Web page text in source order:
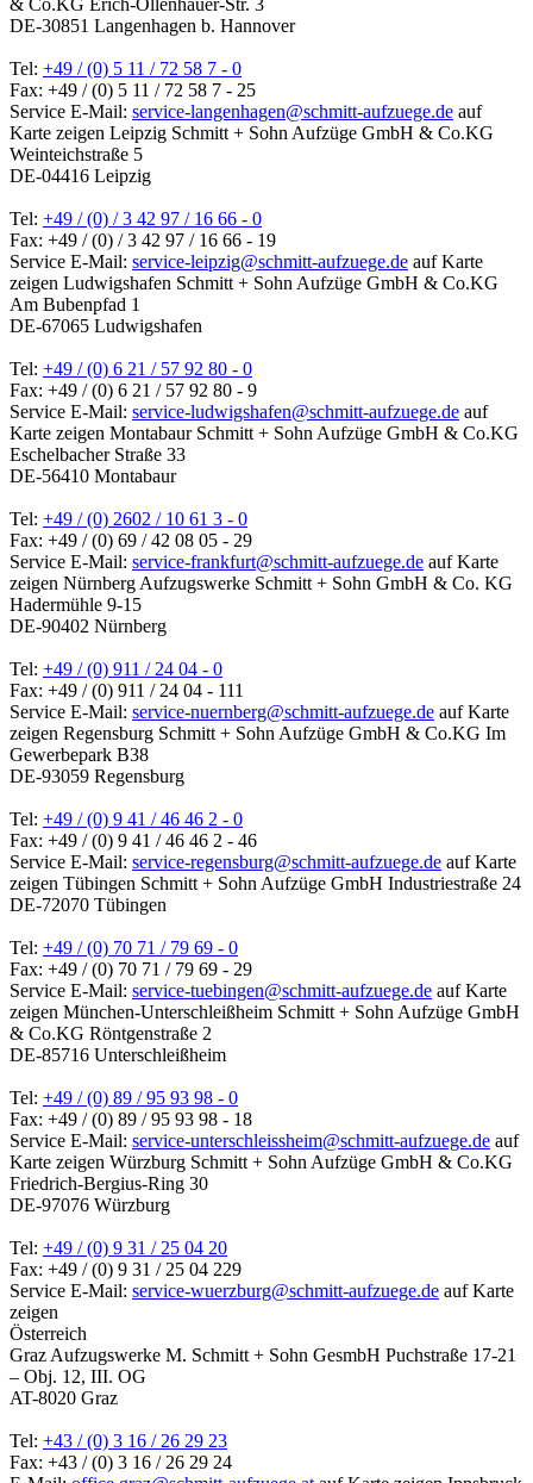
& Co.KG Erich-Ollenhauer-Str. 3
DE-30851 Langenhagen b. Hannover
Tel: +49 / (0) 5 11 / 72 58 7 - 0
Fax: +49 / (0) 5 11 / 72 58 7 - 25
Service E-Mail: service-langenhagen@schmitt-aufzuege.de auf
Karte zeigen Leipzig Schmitt + Sohn Aufzüge GmbH & Co.KG
Weinteichstraße 5
DE-04416 Leipzig
Tel: +49 / (0) / 3 42 97 / 16 66 - 0
Fax: +49 / (0) / 3 42 97 / 16 66 - 19
Service E-Mail: service-leipzig@schmitt-aufzuege.de auf Karte
zeigen Ludwigshafen Schmitt + Sohn Aufzüge GmbH & Co.KG
Am Bubenpfad 1
DE-67065 Ludwigshafen
Tel: +49 / (0) 6 21 / 57 92 80 - 0
Fax: +49 / (0) 6 21 / 57 92 80 - 9
Service E-Mail: service-ludwigshafen@schmitt-aufzuege.de auf
Karte zeigen Montabaur Schmitt + Sohn Aufzüge GmbH & Co.KG
Eschelbacher Straße 33
DE-56410 Montabaur
Tel: +49 / (0) 2602 / 10 61 3 - 0
Fax: +49 / (0) 69 / 42 08 05 - 29
Service E-Mail: service-frankfurt@schmitt-aufzuege.de auf Karte
zeigen Nürnberg Aufzugswerke Schmitt + Sohn GmbH & Co. KG
Hadermühle 9-15
DE-90402 Nürnberg
Tel: +49 / (0) 911 / 24 04 - 0
Fax: +49 / (0) 911 / 24 04 - 111
Service E-Mail: service-nuernberg@schmitt-aufzuege.de auf Karte
zeigen Regensburg Schmitt + Sohn Aufzüge GmbH & Co.KG Im
Gewerbepark B38
DE-93059 Regensburg
Tel: +49 / (0) 9 41 / 46 46 2 - 0
Fax: +49 / (0) 9 41 / 46 46 2 - 46
Service E-Mail: service-regensburg@schmitt-aufzuege.de auf Karte
zeigen Tübingen Schmitt + Sohn Aufzüge GmbH Industriestraße 24
DE-72070 Tübingen
Tel: +49 / (0) 70 71 / 79 69 - 0
Fax: +49 / (0) 70 71 / 79 69 - 29
Service E-Mail: service-tuebingen@schmitt-aufzuege.de auf Karte
zeigen München-Unterschleißheim Schmitt + Sohn Aufzüge GmbH
& Co.KG Röntgenstraße 2
DE-85716 Unterschleißheim
Tel: +49 / (0) 89 / 95 93 98 - 0
Fax: +49 / (0) 89 / 95 93 98 - 18
Service E-Mail: service-unterschleissheim@schmitt-aufzuege.de auf
Karte zeigen Würzburg Schmitt + Sohn Aufzüge GmbH & Co.KG
Friedrich-Bergius-Ring 30
DE-97076 Würzburg
Tel: +49 / (0) 9 31 / 25 04 20
Fax: +49 / (0) 9 31 / 25 04 229
Service E-Mail: service-wuerzburg@schmitt-aufzuege.de auf Karte
zeigen
Österreich
Graz Aufzugswerke M. Schmitt + Sohn GesmbH Puchstraße 17-21
– Obj. 12, III. OG
AT-8020 Graz
Tel: +43 / (0) 3 16 / 26 29 23
Fax: +43 / (0) 3 16 / 26 29 24